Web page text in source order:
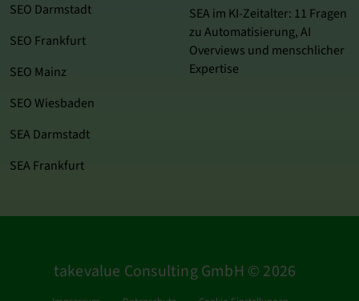
SEO Darmstadt
SEO Frankfurt
SEO Mainz
SEO Wiesbaden
SEA Darmstadt
SEA Frankfurt
SEA im KI‑Zeitalter: 11 Fragen
zu Automatisierung, AI
Overviews und menschlicher
Expertise
takevalue Consulting GmbH © 2026